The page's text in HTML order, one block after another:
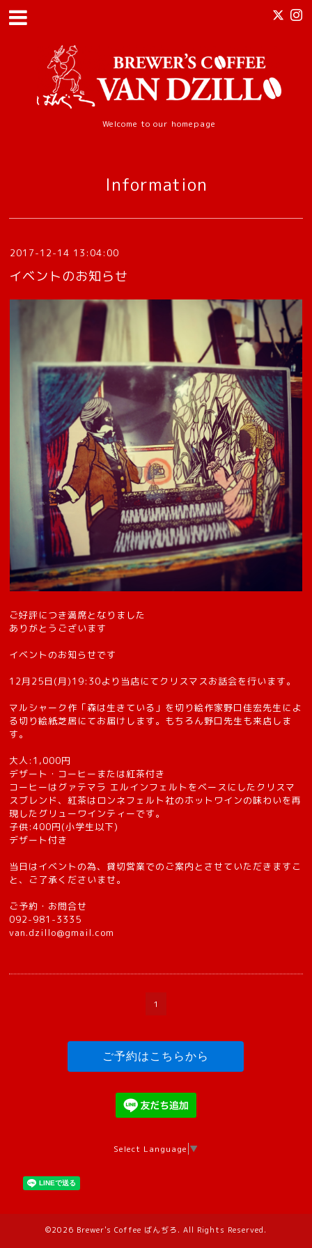
Welcome to our homepage
Information
2017-12-14 13:04:00
イベントのお知らせ
ご好評につき満席となりました
ありがとうございます
イベントのお知らせです
12月25日(月)19:30より当店にてクリスマスお話会を行います。
マルシャーク作「森は生きている」を切り絵作家野口佳宏先生によ
る切り絵紙芝居にてお届けします。もちろん野口先生も来店しま
す。
大人:1,000円
デザート・コーヒーまたは紅茶付き
コーヒーはグァテマラ エルインフェルトをベースにしたクリスマ
スブレンド、紅茶はロンネフェルト社のホットワインの味わいを再
現したグリューワインティーです。
子供:400円(小学生以下)
デザート付き
当日はイベントの為、貸切営業でのご案内とさせていただきますこ
と、ご了承くださいませ。
ご予約・お問合せ
092-981-3335
van.dzillo@gmail.com
1
ご予約はこちらから
Select Language ▼
©2026 Brewer's Coffee ばんぢろ. All Rights Reserved.